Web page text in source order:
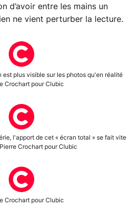
d’avoir entre les mains un
ne vient perturber la lecture.
est plus visible sur les photos qu'en réalité
Crochart pour Clubic
l'apport de cet « écran total » se fait vite
Crochart pour Clubic
Crochart pour Clubic